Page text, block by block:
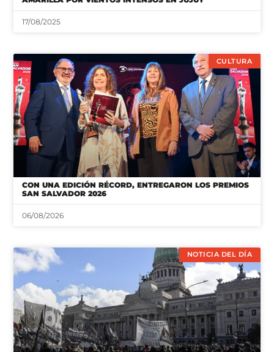
17/08/2025
CULTURA
CON UNA EDICIÓN RÉCORD, ENTREGARON LOS PREMIOS
SAN SALVADOR 2026
06/08/2026
NOTICIA DEL DÍA